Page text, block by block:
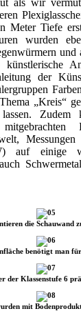
Meter Tiefe
wurden
und
künstlerische
der
„Kreis“
lassen.
auf einige
die Schauwand
benötigt man
der Klassenstufe 6
mit